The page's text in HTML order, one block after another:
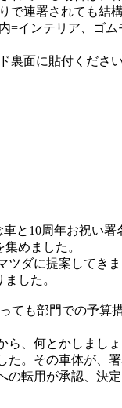
で連署されても結構
=インテリア、ゴム
裏面に貼付ください
と10周年お祝い
めました。
ダに提案してき
した。
も部門での予
、何とかしまし
。その車体が、
転用が承認、決定